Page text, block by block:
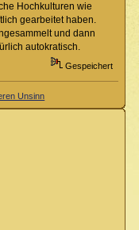
Hochkulturen wie
gearbeitet haben.
und dann
autokratisch.
Gespeichert
Unsinn